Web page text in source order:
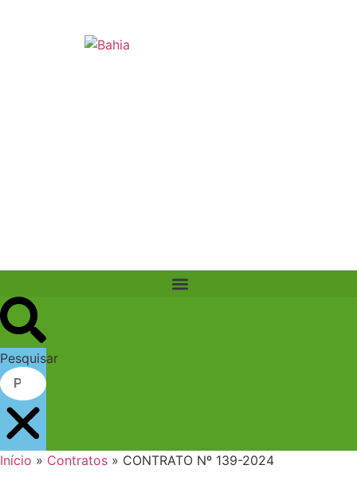
Pesquisar
Início » Contratos » CONTRATO Nº 139-2024